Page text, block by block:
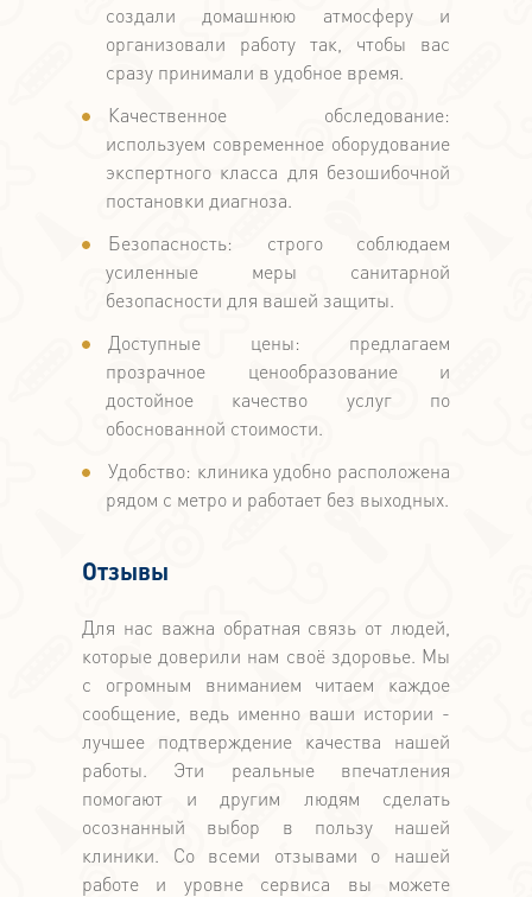
создали домашнюю атмосферу и
организовали работу так, чтобы вас
сразу принимали в удобное время.
Качественное обследование:
используем современное оборудование
экспертного класса для безошибочной
постановки диагноза.
Безопасность: строго соблюдаем
усиленные меры санитарной
безопасности для вашей защиты.
Доступные цены: предлагаем
прозрачное ценообразование и
достойное качество услуг по
обоснованной стоимости.
Удобство: клиника удобно расположена
рядом с метро и работает без выходных.
Отзывы
Для нас важна обратная связь от людей,
которые доверили нам своё здоровье. Мы
с огромным вниманием читаем каждое
сообщение, ведь именно ваши истории -
лучшее подтверждение качества нашей
работы. Эти реальные впечатления
помогают и другим людям сделать
осознанный выбор в пользу нашей
клиники. Со всеми отзывами о нашей
работе и уровне сервиса вы можете